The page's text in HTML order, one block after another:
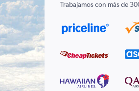
Trabajamos con más de